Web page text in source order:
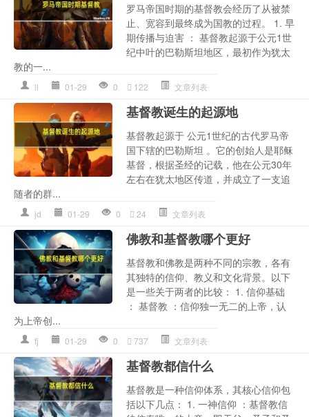
罗马帝国时期的基督教会经历了从被禁
止、宽容到最终成为国教的过程。 1. 早
期传播与迫害 ： 基督教起源于公元1世
纪中叶的巴勒斯坦地区，最初作为犹太
教的一...
ll 01-29 0 122 文章列表
基督教诞生的起源地
基督教起源于 公元1世纪的古代罗马帝
国下辖的巴勒斯坦 。它的创始人是耶稣
基督，根据圣经的记载，他在公元30年
左右在犹太地区传道，并成立了一支追
随者的群...
jd 01-29 0 24 文章列表
佛教和基督教哪个更好
基督教和佛教是两种不同的宗教，各有
其独特的信仰、教义和文化背景。以下
是一些关于两者的比较： 1. 信仰基础
： 基督教 ：信仰独一无二的上帝，认
为上帝创...
fj 01-29 0 737 文章列表
基督教都信什么
基督教是一种信仰体系，其核心信仰包
括以下几点： 1. 一神信仰 ：基督教信